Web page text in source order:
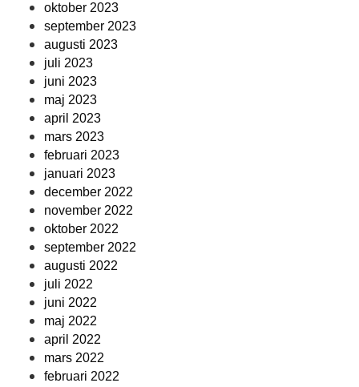
oktober 2023
september 2023
augusti 2023
juli 2023
juni 2023
maj 2023
april 2023
mars 2023
februari 2023
januari 2023
december 2022
november 2022
oktober 2022
september 2022
augusti 2022
juli 2022
juni 2022
maj 2022
april 2022
mars 2022
februari 2022